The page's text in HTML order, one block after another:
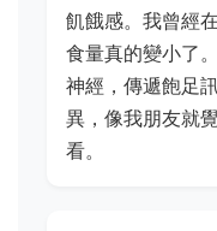
飢餓感。我曾經
食量真的變小了
神經，傳遞飽足
異，像我朋友就
看。